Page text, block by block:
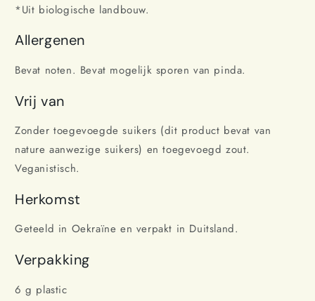
*Uit biologische landbouw.
Allergenen
Bevat noten. Bevat mogelijk sporen van pinda.
Vrij van
Zonder toegevoegde suikers (dit product bevat van
nature aanwezige suikers) en toegevoegd zout.
Veganistisch.
Herkomst
Geteeld in Oekraïne en verpakt in Duitsland.
Verpakking
6 g plastic